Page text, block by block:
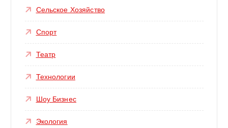
Сельское Хозяйство
Спорт
Театр
Технологии
Шоу Бизнес
Экология